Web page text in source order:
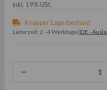
inkl. 19% USt.
Knapper Lagerbestand
Lieferzeit: 2 - 4 Werktage (DE -